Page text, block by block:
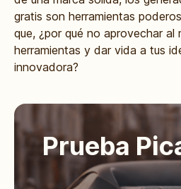
gratis son herramientas
que, ¿por qué no aprovechar al
herramientas y dar vida a tus
innovadora?
Prueba